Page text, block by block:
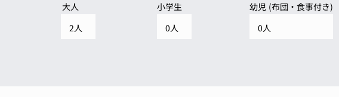
大人 小学生 幼児 (布団・食事付き)